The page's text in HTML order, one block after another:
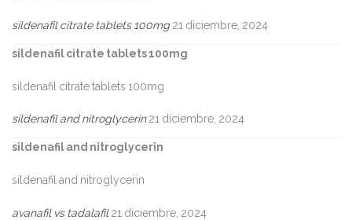
sildenafil citrate tablets 100mg 21 diciembre, 2024
sildenafil citrate tablets 100mg
sildenafil citrate tablets 100mg
sildenafil and nitroglycerin 21 diciembre, 2024
sildenafil and nitroglycerin
sildenafil and nitroglycerin
avanafil vs tadalafil 21 diciembre, 2024